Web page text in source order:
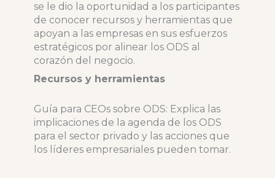
se le dio la oportunidad a los participantes
de conocer recursos y herramientas que
apoyan a las empresas en sus esfuerzos
estratégicos por alinear los ODS al
corazón del negocio.
Recursos y herramientas
Guía para CEOs sobre ODS: Explica las
implicaciones de la agenda de los ODS
para el sector privado y las acciones que
los líderes empresariales pueden tomar.